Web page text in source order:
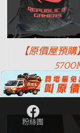
【原價屋預